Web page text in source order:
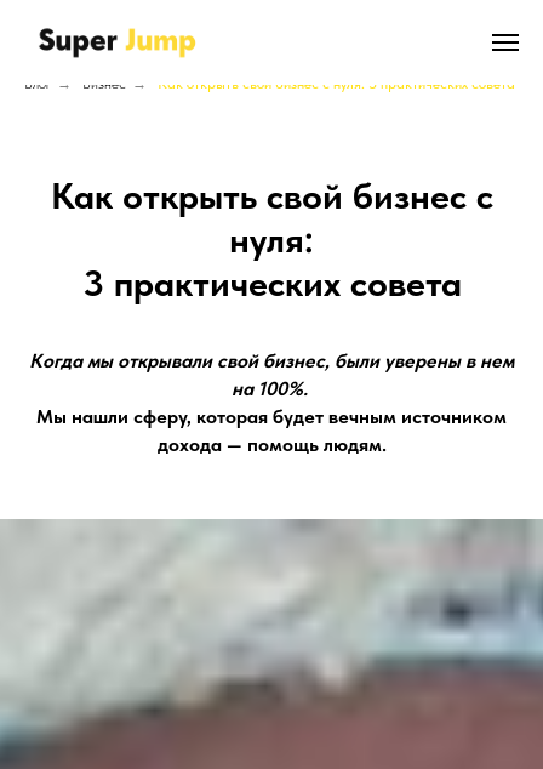
Блог → Бизнес → Как открыть свой бизнес с нуля: 3 практических совета
Как открыть свой бизнес с
нуля:
3 практических совета
Когда мы открывали свой бизнес, были уверены в нем
на 100%.
Мы нашли сферу, которая будет вечным источником
дохода — помощь людям.